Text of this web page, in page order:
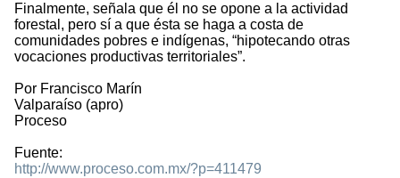
Finalmente, señala que él no se opone a la actividad
forestal, pero sí a que ésta se haga a costa de
comunidades pobres e indígenas, “hipotecando otras
vocaciones productivas territoriales”.
Por Francisco Marín
Valparaíso (apro)
Proceso
Fuente:
http://www.proceso.com.mx/?p=411479